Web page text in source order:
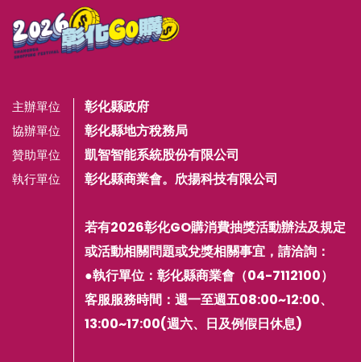
主辦單位 彰化縣政府
協辦單位 彰化縣地方稅務局
贊助單位 凱智智能系統股份有限公司
執行單位 彰化縣商業會。欣揚科技有限公司
若有2026彰化GO購消費抽獎活動辦法及規定
或活動相關問題或兌獎相關事宜，請洽詢：
●執行單位：彰化縣商業會（04-7112100）
客服服務時間：週一至週五08:00~12:00、
13:00~17:00(週六、日及例假日休息)